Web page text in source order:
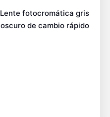
Lente fotocromática gris
oscuro de cambio rápido